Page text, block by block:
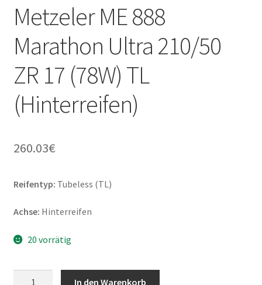
Metzeler ME 888
Marathon Ultra 210/50
ZR 17 (78W) TL
(Hinterreifen)
260.03€
Reifentyp: Tubeless (TL)
Achse: Hinterreifen
20 vorrätig
In den Warenkorb